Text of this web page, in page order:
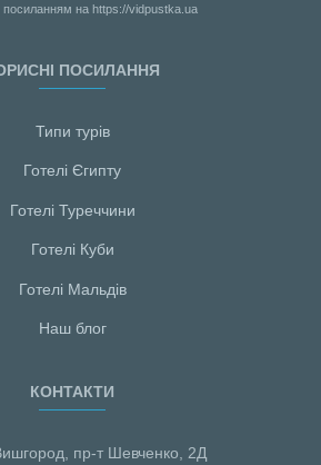
посиланням на https://vidpustka.ua
ПОСИЛАННЯ
Типи турів
Готелі Єгипту
Готелі Туреччини
Готелі Куби
Готелі Мальдiв
Наш блог
КОНТАКТИ
пр-т Шевченко, 2Д